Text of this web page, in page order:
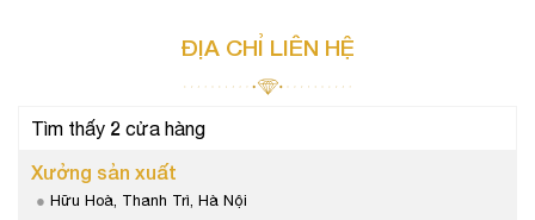
ĐỊA CHỈ LIÊN HỆ
Tìm thấy 2 cửa hàng
Xưởng sản xuất
Hữu Hoà, Thanh Trì, Hà Nội